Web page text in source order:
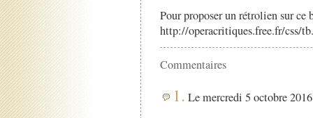
Pour proposer un rétrolien sur
http://operacritiques.free.fr/css/
Commentaires
1. Le mercredi 5 octobre